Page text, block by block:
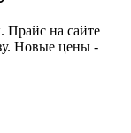
на сайте
Новые цены -